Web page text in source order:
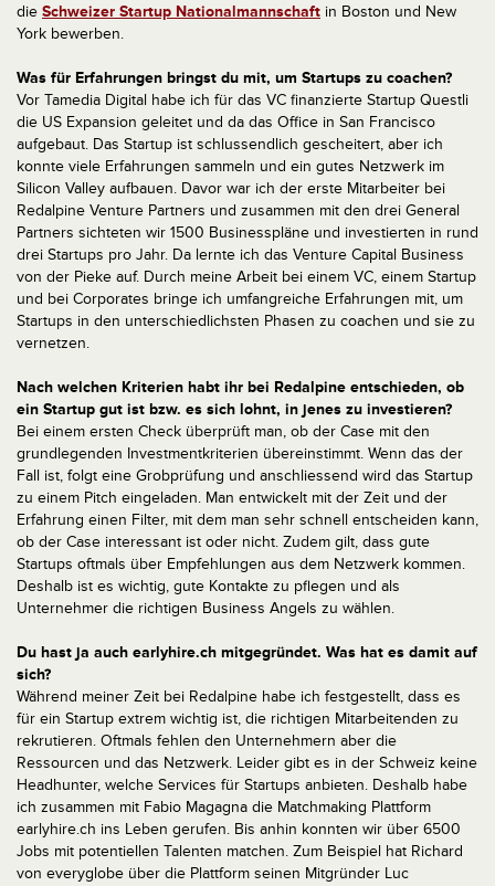
die Schweizer Startup Nationalmannschaft in Boston und New
York bewerben.
Was für Erfahrungen bringst du mit, um Startups zu coachen?
Vor Tamedia Digital habe ich für das VC finanzierte Startup Questli
die US Expansion geleitet und da das Office in San Francisco
aufgebaut. Das Startup ist schlussendlich gescheitert, aber ich
konnte viele Erfahrungen sammeln und ein gutes Netzwerk im
Silicon Valley aufbauen. Davor war ich der erste Mitarbeiter bei
Redalpine Venture Partners und zusammen mit den drei General
Partners sichteten wir 1500 Businesspläne und investierten in rund
drei Startups pro Jahr. Da lernte ich das Venture Capital Business
von der Pieke auf. Durch meine Arbeit bei einem VC, einem Startup
und bei Corporates bringe ich umfangreiche Erfahrungen mit, um
Startups in den unterschiedlichsten Phasen zu coachen und sie zu
vernetzen.
Nach welchen Kriterien habt ihr bei Redalpine entschieden, ob
ein Startup gut ist bzw. es sich lohnt, in jenes zu investieren?
Bei einem ersten Check überprüft man, ob der Case mit den
grundlegenden Investmentkriterien übereinstimmt. Wenn das der
Fall ist, folgt eine Grobprüfung und anschliessend wird das Startup
zu einem Pitch eingeladen. Man entwickelt mit der Zeit und der
Erfahrung einen Filter, mit dem man sehr schnell entscheiden kann,
ob der Case interessant ist oder nicht. Zudem gilt, dass gute
Startups oftmals über Empfehlungen aus dem Netzwerk kommen.
Deshalb ist es wichtig, gute Kontakte zu pflegen und als
Unternehmer die richtigen Business Angels zu wählen.
Du hast ja auch earlyhire.ch mitgegründet. Was hat es damit auf
sich?
Während meiner Zeit bei Redalpine habe ich festgestellt, dass es
für ein Startup extrem wichtig ist, die richtigen Mitarbeitenden zu
rekrutieren. Oftmals fehlen den Unternehmern aber die
Ressourcen und das Netzwerk. Leider gibt es in der Schweiz keine
Headhunter, welche Services für Startups anbieten. Deshalb habe
ich zusammen mit Fabio Magagna die Matchmaking Plattform
earlyhire.ch ins Leben gerufen. Bis anhin konnten wir über 6500
Jobs mit potentiellen Talenten matchen. Zum Beispiel hat Richard
von everyglobe über die Plattform seinen Mitgründer Luc